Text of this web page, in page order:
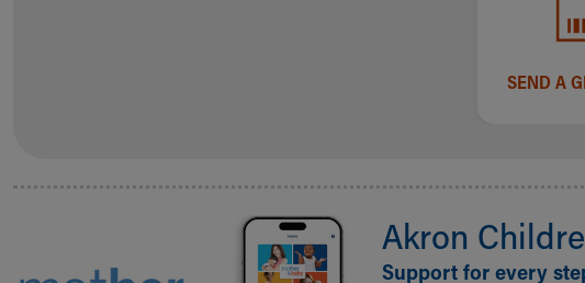
SEND A
Akron
Support for every